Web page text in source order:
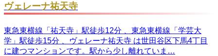
ヴェレーナ祐天寺
東急東横線「祐天寺」駅徒歩12分 、東急東横線「学芸大
学」駅徒歩15分 、ヴェレーナ祐天寺 は世田谷区下馬4丁目
に建つマンションです。駅から少し離れていま…